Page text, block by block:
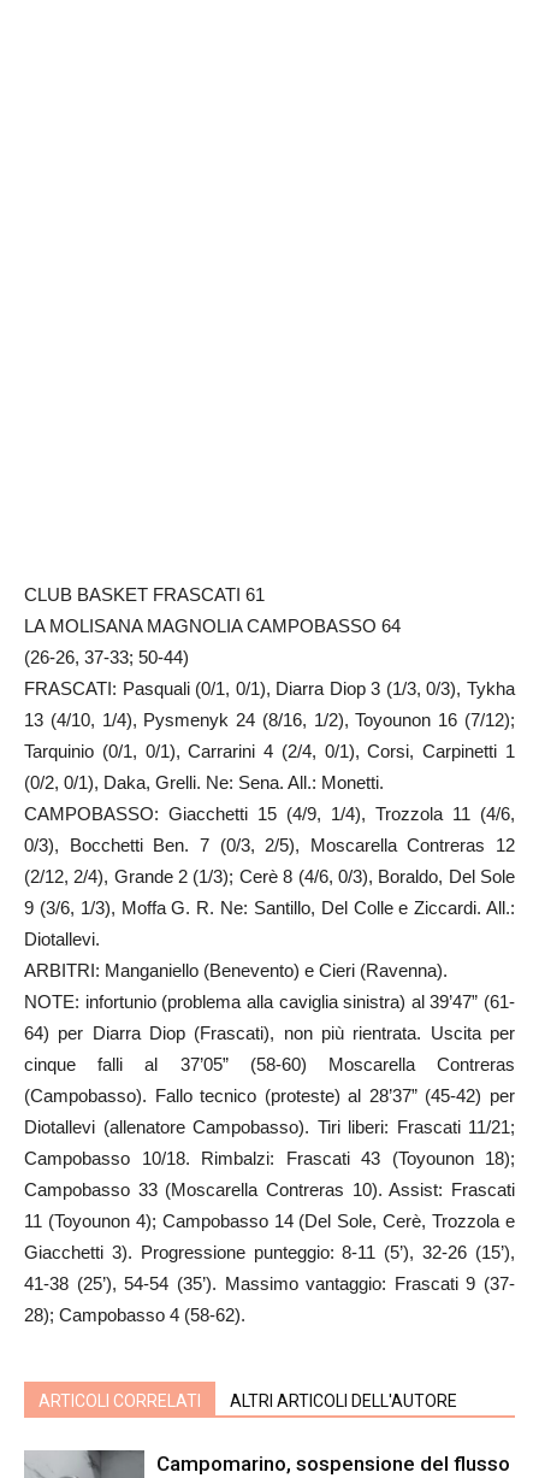
CLUB BASKET FRASCATI 61
LA MOLISANA MAGNOLIA CAMPOBASSO 64
(26-26, 37-33; 50-44)
FRASCATI: Pasquali (0/1, 0/1), Diarra Diop 3 (1/3, 0/3), Tykha
13 (4/10, 1/4), Pysmenyk 24 (8/16, 1/2), Toyounon 16 (7/12);
Tarquinio (0/1, 0/1), Carrarini 4 (2/4, 0/1), Corsi, Carpinetti 1
(0/2, 0/1), Daka, Grelli. Ne: Sena. All.: Monetti.
CAMPOBASSO: Giacchetti 15 (4/9, 1/4), Trozzola 11 (4/6,
0/3), Bocchetti Ben. 7 (0/3, 2/5), Moscarella Contreras 12
(2/12, 2/4), Grande 2 (1/3); Cerè 8 (4/6, 0/3), Boraldo, Del Sole
9 (3/6, 1/3), Moffa G. R. Ne: Santillo, Del Colle e Ziccardi. All.:
Diotallevi.
ARBITRI: Manganiello (Benevento) e Cieri (Ravenna).
NOTE: infortunio (problema alla caviglia sinistra) al 39’47” (61-
64) per Diarra Diop (Frascati), non più rientrata. Uscita per
cinque falli al 37’05” (58-60) Moscarella Contreras
(Campobasso). Fallo tecnico (proteste) al 28’37” (45-42) per
Diotallevi (allenatore Campobasso). Tiri liberi: Frascati 11/21;
Campobasso 10/18. Rimbalzi: Frascati 43 (Toyounon 18);
Campobasso 33 (Moscarella Contreras 10). Assist: Frascati
11 (Toyounon 4); Campobasso 14 (Del Sole, Cerè, Trozzola e
Giacchetti 3). Progressione punteggio: 8-11 (5’), 32-26 (15’),
41-38 (25’), 54-54 (35’). Massimo vantaggio: Frascati 9 (37-
28); Campobasso 4 (58-62).
ARTICOLI CORRELATI ALTRI ARTICOLI DELL'AUTORE
Campomarino, sospensione del flusso